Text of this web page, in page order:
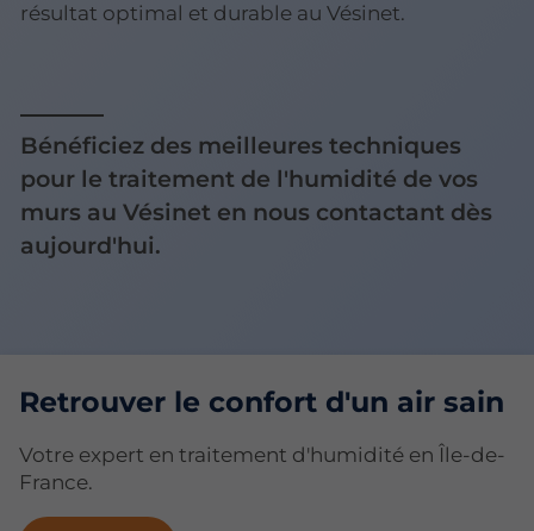
résultat optimal et durable au Vésinet.
Bénéficiez des meilleures techniques
pour le traitement de l'humidité de vos
murs au Vésinet en nous contactant dès
aujourd'hui.
Retrouver le confort d'un air sain
Votre expert en traitement d'humidité en Île-de-
France.